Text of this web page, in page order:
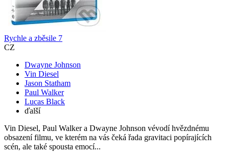
Rychle a zběsile 7
CZ
Dwayne Johnson
Vin Diesel
Jason Statham
Paul Walker
Lucas Black
ďalší
Vin Diesel, Paul Walker a Dwayne Johnson vévodí hvězdnému
obsazení filmu, ve kterém na vás čeká řada gravitaci popírajících
scén, ale také spousta emocí...